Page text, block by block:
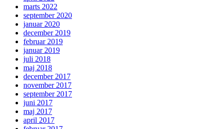
marts 2022
september 2020
januar 2020
december 2019
februar 2019
januar 2019
juli 2018
maj 2018
december 2017
november 2017
september 2017
juni 2017
maj 2017
april 2017